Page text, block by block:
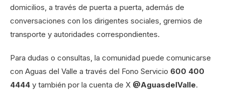
domicilios, a través de puerta a puerta, además de
conversaciones con los dirigentes sociales, gremios de
transporte y autoridades correspondientes.
Para dudas o consultas, la comunidad puede comunicarse
con Aguas del Valle a través del Fono Servicio 600 400
4444 y también por la cuenta de X @AguasdelValle.